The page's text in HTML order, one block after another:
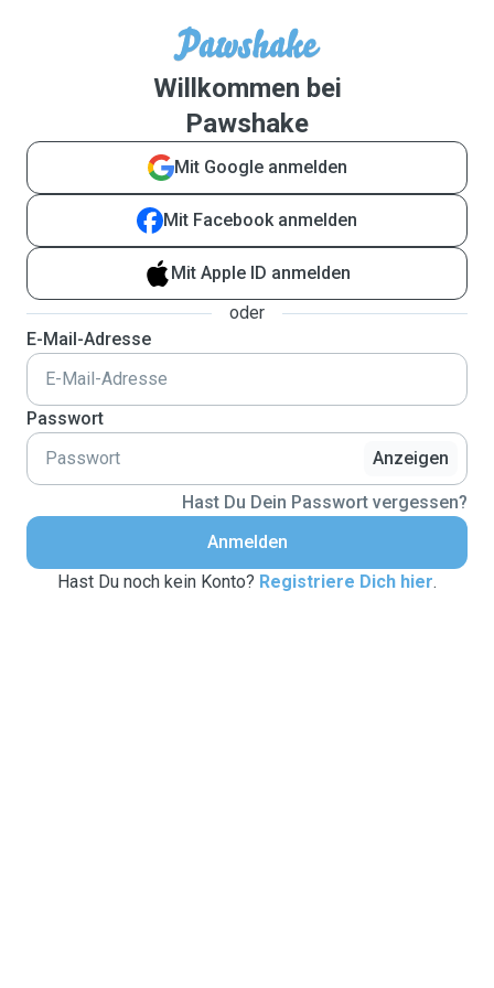
Willkommen bei
Pawshake
Mit Google anmelden
Mit Facebook anmelden
Mit Apple ID anmelden
oder
E-Mail-Adresse
Passwort
Anzeigen
Hast Du Dein Passwort vergessen?
Anmelden
Hast Du noch kein Konto? Registriere Dich hier.